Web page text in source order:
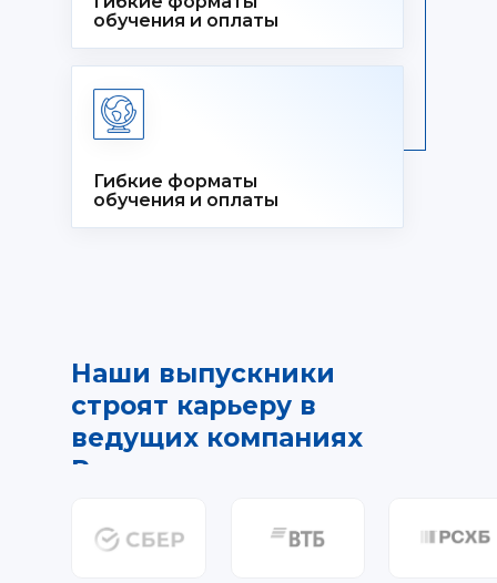
обучения и оплаты
Гибкие форматы
обучения и оплаты
Наши выпускники
строят карьеру в
ведущих компаниях
России